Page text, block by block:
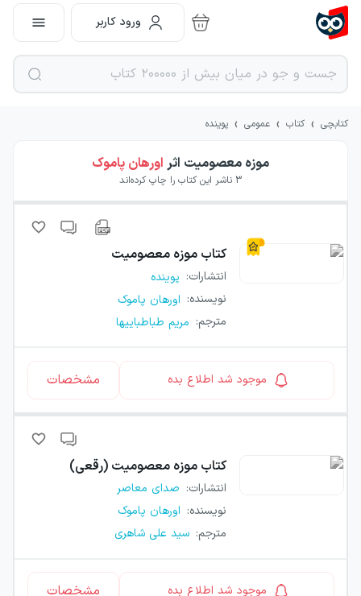
ورود کاربر
کتابچی › کتاب › عمومی › پوینده
موزه معصومیت اثر اورهان پاموک
3 ناشر این کتاب را چاپ کرده‌اند
کتاب موزه معصومیت
انتشارات: پوینده
نویسنده: اورهان پاموک
مترجم: مریم طباطباییها
موجود شد اطلاع بده مشخصات
کتاب موزه معصومیت (رقعی)
انتشارات: صدای معاصر
نویسنده: اورهان پاموک
مترجم: سید علی شاهری
موجود شد اطلاع بده مشخصات